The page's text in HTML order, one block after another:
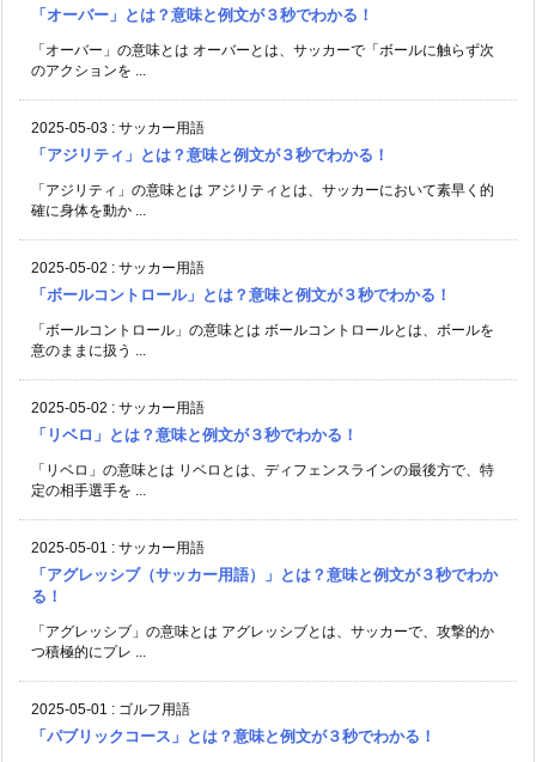
「オーバー」とは？意味と例文が３秒でわかる！
「オーバー」の意味とは オーバーとは、サッカーで「ボールに触らず次
のアクションを ...
2025-05-03 : サッカー用語
「アジリティ」とは？意味と例文が３秒でわかる！
「アジリティ」の意味とは アジリティとは、サッカーにおいて素早く的
確に身体を動か ...
2025-05-02 : サッカー用語
「ボールコントロール」とは？意味と例文が３秒でわかる！
「ボールコントロール」の意味とは ボールコントロールとは、ボールを
意のままに扱う ...
2025-05-02 : サッカー用語
「リベロ」とは？意味と例文が３秒でわかる！
「リベロ」の意味とは リベロとは、ディフェンスラインの最後方で、特
定の相手選手を ...
2025-05-01 : サッカー用語
「アグレッシブ（サッカー用語）」とは？意味と例文が３秒でわか
る！
「アグレッシブ」の意味とは アグレッシブとは、サッカーで、攻撃的か
つ積極的にプレ ...
2025-05-01 : ゴルフ用語
「パブリックコース」とは？意味と例文が３秒でわかる！